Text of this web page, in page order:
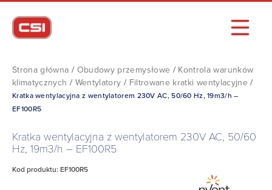
Strona główna / Obudowy przemysłowe / Kontrola warunków
klimatycznych / Wentylatory / Filtrowane kratki wentylacyjne /
Kratka wentylacyjna z wentylatorem 230V AC, 50/60 Hz, 19m3/h –
EF100R5
Kratka wentylacyjna z wentylatorem 230V AC, 50/60
Hz, 19m3/h – EF100R5
Kod produktu: EF100R5